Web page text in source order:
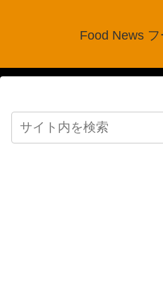
Food News